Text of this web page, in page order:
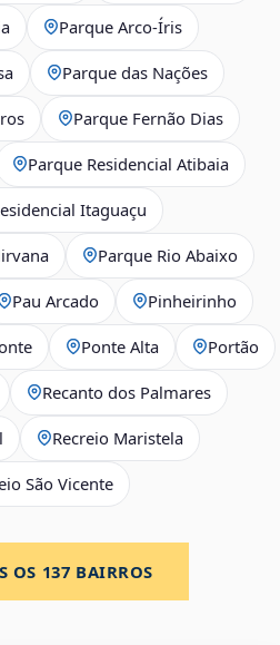
Parque Arco-Íris
Parque das Nações
Parque Fernão Dias
Parque Residencial Atibaia
Itaguaçu
Parque Rio Abaixo
Pau Arcado Pinheirinho
Ponte Alta Portão
Recanto dos Palmares
Recreio Maristela
São Vicente
OS 137 BAIRROS